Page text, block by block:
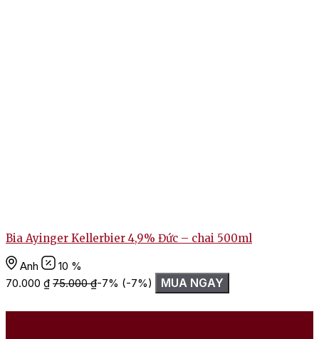
Bia Ayinger Kellerbier 4,9% Đức – chai 500ml
Anh
10 %
70.000 ₫ 75.000₫-7% (-7%) MUA NGAY